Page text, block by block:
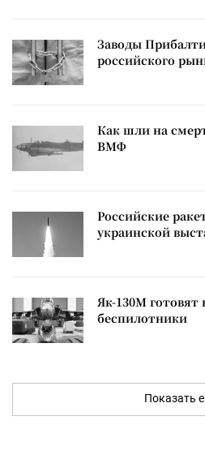
Заводы
российского
Как шли на
ВМФ
Российские
украинской
Як-130М готовят
беспилотники
Показать